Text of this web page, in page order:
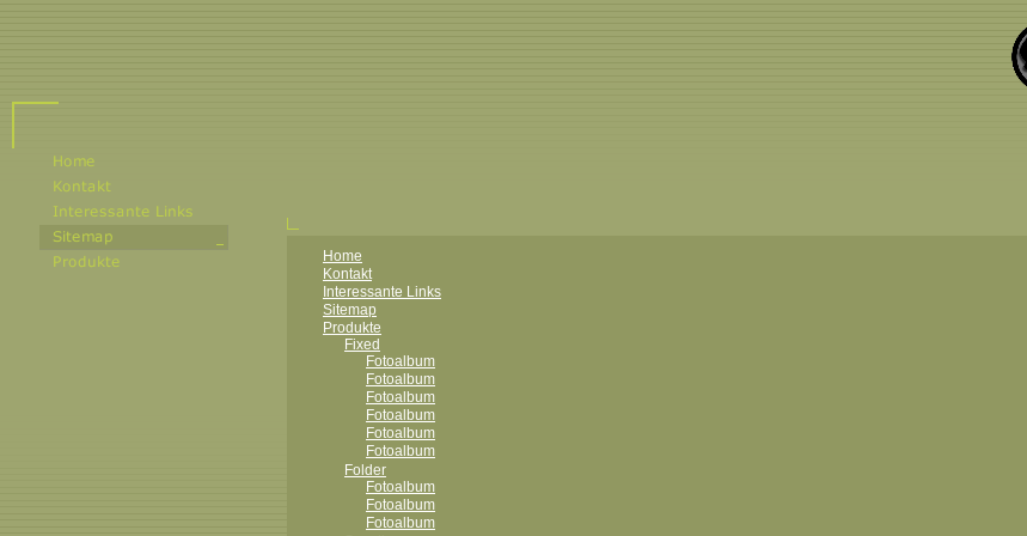
Home
Kontakt
Interessante Links
Sitemap
Produkte
Fixed
Fotoalbum
Fotoalbum
Fotoalbum
Fotoalbum
Fotoalbum
Fotoalbum
Folder
Fotoalbum
Fotoalbum
Fotoalbum